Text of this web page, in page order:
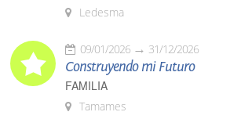
Ledesma
09/01/2026 31/12/2026
Construyendo mi Futuro
FAMILIA
Tamames